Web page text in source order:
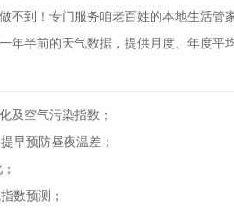
不到！专门服务咱老百姓的本地生活管
年半前的天气数据，提供月度、年度平
及空气污染指数；
早预防昼夜温差；
数预测；